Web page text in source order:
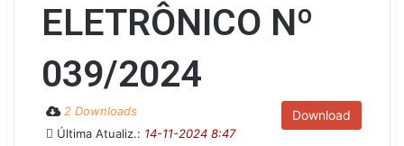
ELETRÔNICO Nº
039/2024
Download
2 Downloads
Última Atualiz.: 14-11-2024 8:47